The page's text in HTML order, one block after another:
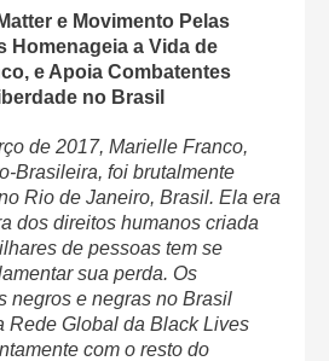
e Movimento Pelas
Homenageia a Vida de
e Apoia Combatentes
no Brasil
de 2017, Marielle Franco,
Brasileira, foi brutalmente
Rio de Janeiro, Brasil. Ela era
dos direitos humanos criada
de pessoas tem se
sua perda. Os
negros e negras no Brasil
Rede Global da Black Lives
com o resto do